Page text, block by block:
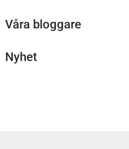
Våra bloggare
Nyhet